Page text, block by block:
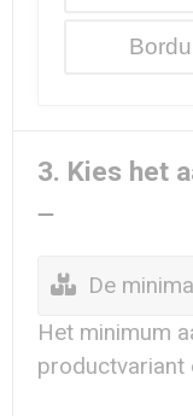
3. Kies het
De
Het minimum
productvariant